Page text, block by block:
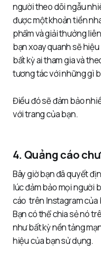
người theo dõi ngẫu
được một khoản tiền
phẩm và giải thưởng
bạn xoay quanh sẽ
bất kỳ ai tham gia và
tương tác với những gì
Điều đó sẽ đảm bảo
với trang của bạn.
4. Quảng cáo
Bây giờ bạn đã quyết
lúc đảm bảo mọi người
cáo trên Instagram của
Bạn có thể chia sẻ nó
như bất kỳ nền tảng
hiệu của bạn sử dụng.